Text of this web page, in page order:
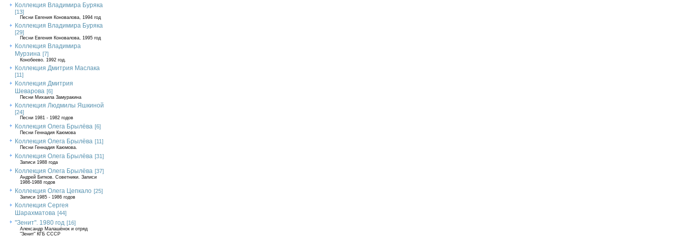
Коллекция Владимира Буряка
[13]
Песни Евгения Коновалова, 1994 год
Коллекция Владимира Буряка
[29]
Песни Евгения Коновалова, 1995 год
Коллекция Владимира
Мурзина [7]
Конобеево. 1992 год.
Коллекция Дмитрия Маслака
[11]
Коллекция Дмитрия
Шеварова [6]
Песни Михаила Замуракина
Коллекция Людмилы Яшкиной
[24]
Песни 1981 - 1982 годов
Коллекция Олега Брылёва [6]
Песни Геннадия Каюмова
Коллекция Олега Брылёва [11]
Песни Геннадия Каюмова.
Коллекция Олега Брылёва [31]
Записи 1988 года
Коллекция Олега Брылёва [37]
Андрей Битков. Советники. Записи
1986-1988 годов
Коллекция Олега Цепкало [25]
Записи 1985 - 1986 годов
Коллекция Сергея
Шарахматова [44]
"Зенит". 1980 год [16]
Александр Малашёнок и отряд
"Зенит" КГБ СССР